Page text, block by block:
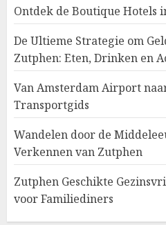
Ontdek de Boutique Hotels
De Ultieme Strategie om
Zutphen: Eten, Drinken en
Van Amsterdam Airport
Transportgids
Wandelen door de
Verkennen van Zutphen
Zutphen Geschikte
voor Familiediners